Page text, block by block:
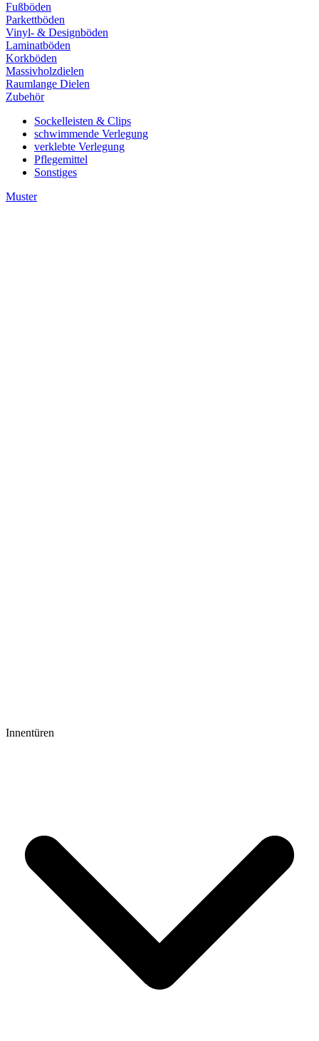
Fußböden
Parkettböden
Vinyl- & Designböden
Laminatböden
Korkböden
Massivholzdielen
Raumlange Dielen
Zubehör
Sockelleisten & Clips
schwimmende Verlegung
verklebte Verlegung
Pflegemittel
Sonstiges
Muster
Innentüren